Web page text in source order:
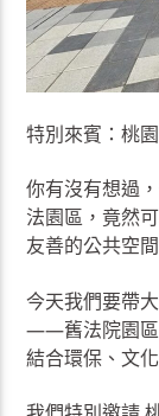
特別來賓：桃
你有沒有想過
法園區，竟然
友善的公共空
今天我們要帶
——舊法院園區
結合環保、文